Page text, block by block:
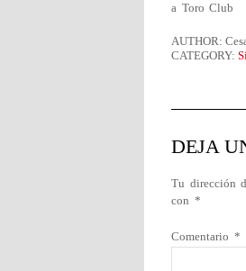
a Toro Club
AUTHOR:
CATEGORY:
DEJA
Tu dirección
con *
Comentario *